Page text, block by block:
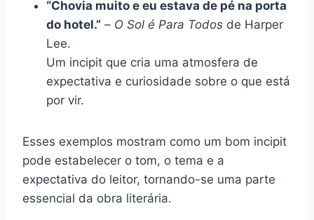
“Chovia muito e eu estava de pé na porta
do hotel.” – O Sol é Para Todos de Harper
Lee.
Um incipit que cria uma atmosfera de
expectativa e curiosidade sobre o que está
por vir.
Esses exemplos mostram como um bom incipit
pode estabelecer o tom, o tema e a
expectativa do leitor, tornando-se uma parte
essencial da obra literária.